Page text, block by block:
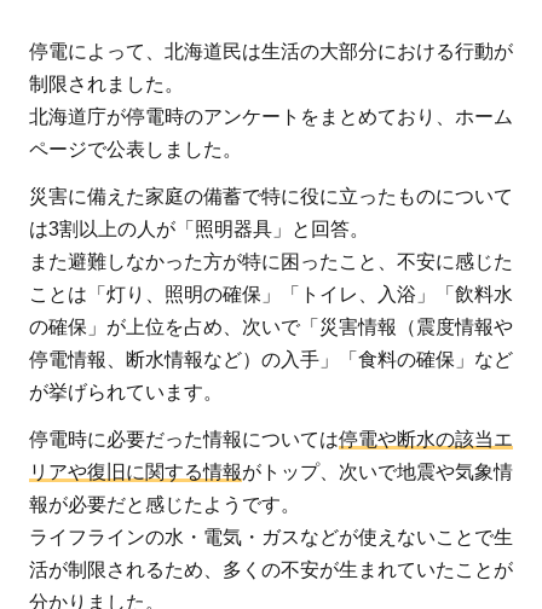
停電によって、北海道民は生活の大部分における行動が
制限されました。
北海道庁が停電時のアンケートをまとめており、ホーム
ページで公表しました。
災害に備えた家庭の備蓄で特に役に立ったものについて
は3割以上の人が「照明器具」と回答。
また避難しなかった方が特に困ったこと、不安に感じた
ことは「灯り、照明の確保」「トイレ、入浴」「飲料水
の確保」が上位を占め、次いで「災害情報（震度情報や
停電情報、断水情報など）の入手」「食料の確保」など
が挙げられています。
停電時に必要だった情報については停電や断水の該当エ
リアや復旧に関する情報がトップ、次いで地震や気象情
報が必要だと感じたようです。
ライフラインの水・電気・ガスなどが使えないことで生
活が制限されるため、多くの不安が生まれていたことが
分かりました。